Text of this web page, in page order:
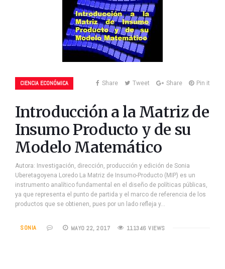
CIENCIA ECONÓMICA Share Tweet Share Pin it
Introducción a la Matriz de
Insumo Producto y de su
Modelo Matemático
Autora: Investigación, dirección, producción y edición de Sonia
Uberetagoyena Loredo La Matriz de Insumo-Producto (MIP) es un
instrumento analítico fundamental en el diseño de políticas públicas,
ya que representa el punto de partida y el marco de referencia de los
productos que se obtienen, pues por un lado refleja y…
SONIA MAYO 22, 2017 111346 VIEWS